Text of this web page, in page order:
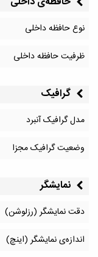
نوع حافظه داخلی
ظرفیت حافظه داخلی
گرافیک
مدل گرافیک آنبرد
وضعیت گرافیک مجزا
نمایشگر
دقت نمایشگر (رزلوشن)
اندازه‌ی نمایشگر (اینچ)